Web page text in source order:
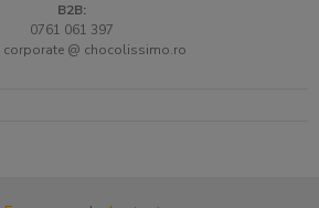
B2B:
0761 061 397
corporate @ chocolissimo.ro